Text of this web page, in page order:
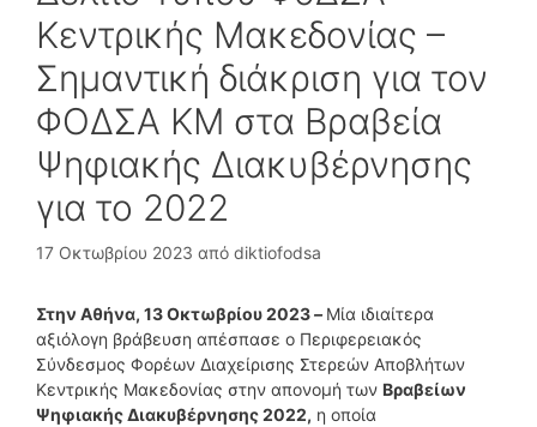
Κεντρικής Μακεδονίας –
Σημαντική διάκριση για τον
ΦΟΔΣΑ ΚΜ στα Βραβεία
Ψηφιακής Διακυβέρνησης
για το 2022
17 Οκτωβρίου 2023 από diktiofodsa
Στην Αθήνα, 13 Οκτωβρίου 2023– Μία ιδιαίτερα
αξιόλογη βράβευση απέσπασε ο Περιφερειακός
Σύνδεσμος Φορέων Διαχείρισης Στερεών Αποβλήτων
Κεντρικής Μακεδονίας στην απονομή των Βραβείων
Ψηφιακής Διακυβέρνησης 2022, η οποία